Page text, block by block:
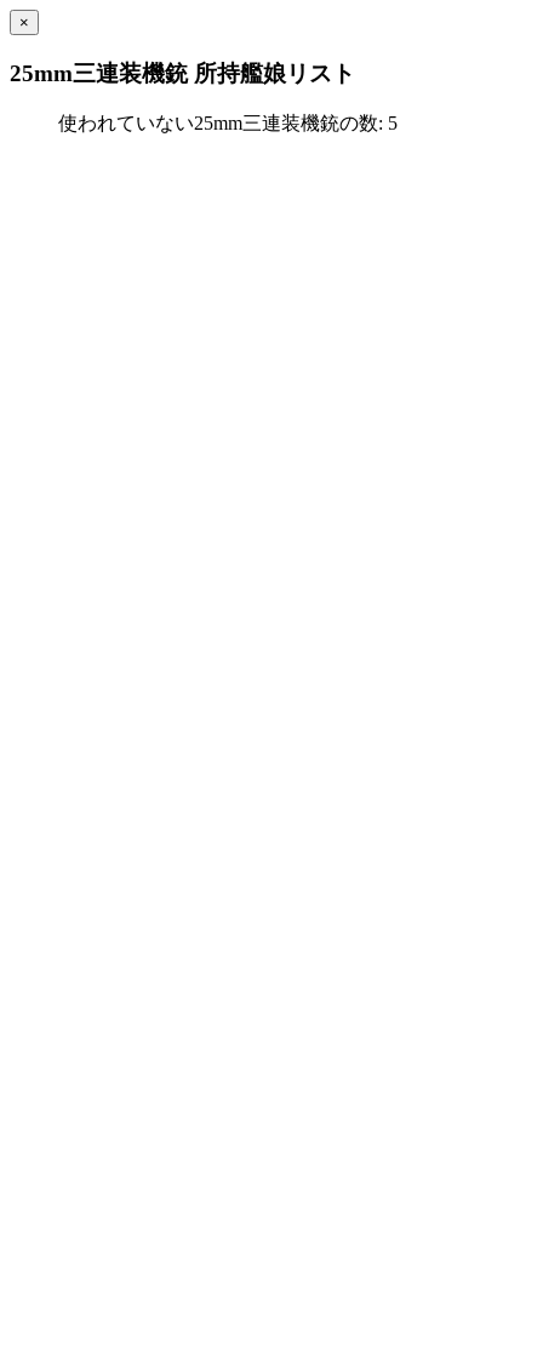
×
25mm三連装機銃 所持艦娘リスト
使われていない25mm三連装機銃の数: 5